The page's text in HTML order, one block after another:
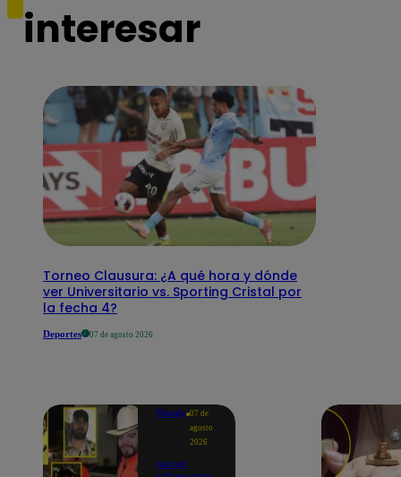
interesar
Torneo Clausura: ¿A qué hora y dónde
ver Universitario vs. Sporting Cristal por
la fecha 4?
Deportes 07 de agosto 2026
Mundo 07 de
agosto
2026
Nueve